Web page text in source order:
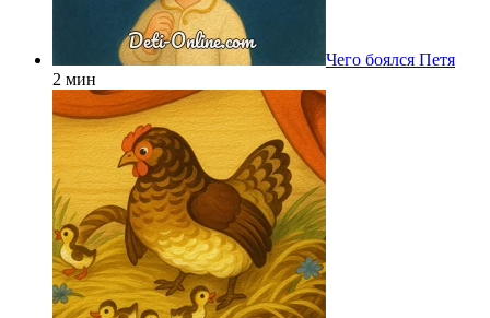
Чего боялся Петя
2 мин